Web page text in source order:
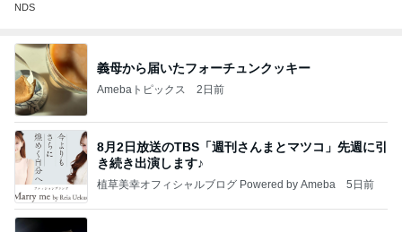
NDS
義母から届いたフォーチュンクッキー
Amebaトピックス 2日前
8月2日放送のTBS「週刊さんまとマツコ」先週に引
き続き出演します♪
植草美幸オフィシャルブログ Powered by Ameba 5日前